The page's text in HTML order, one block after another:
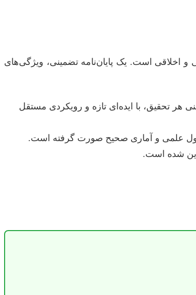
و اخلاقی است. یک پایان‌نامه تضمینی، ویژگی‌های
تحقیق، با ایده‌ای تازه و رویکردی مستقل
علمی و آماری صحیح صورت گرفته است.
شده است.